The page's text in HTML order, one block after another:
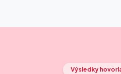
Výsledky